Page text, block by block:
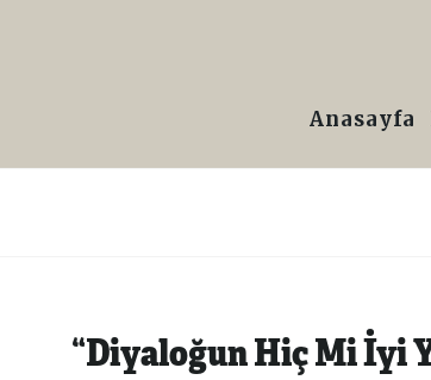
Sifil
Anasayfa
“Diyaloğun Hiç Mi İyi